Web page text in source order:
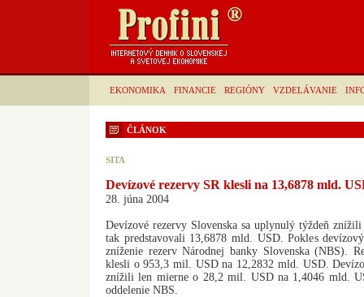
EKONOMIKA FINANCIE REGIÓNY VZDELÁVANIE
ČLÁNOK
SITA
Devízové rezervy SR klesli na 13,6878 mld.
28. júna 2004
Devízové rezervy Slovenska sa uplynulý týždeň
tak predstavovali 13,6878 mld. USD. Pokles
zníženie rezerv Národnej banky Slovenska (NBS).
klesli o 953,3 mil. USD na 12,2832 mld. USD.
znížili len mierne o 28,2 mil. USD na 1,4046 mld.
oddelenie NBS.